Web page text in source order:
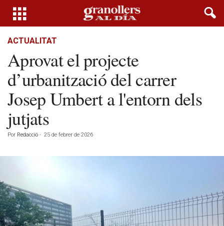
ACTUALITAT
Aprovat el projecte
d’urbanització del carrer
Josep Umbert a l'entorn dels
jutjats
Por Redacció - 25 de febrer de 2026